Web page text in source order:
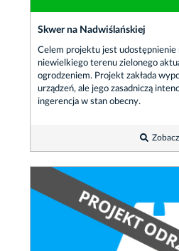
Skwer na Nadwiślańskiej
Celem projektu jest udostępnienie
niewielkiego terenu zielonego
ogrodzeniem. Projekt zakłada
urządzeń, ale jego zasadniczą
ingerencja w stan obecny.
Zobacz